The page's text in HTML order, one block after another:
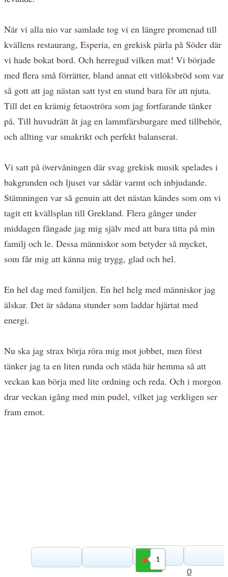
När vi alla nio var samlade tog vi en längre promenad till
kvällens restaurang, Esperia, en grekisk pärla på Söder där
vi hade bokat bord. Och herregud vilken mat! Vi började
med flera små förrätter, bland annat ett vitlöksbröd som var
så gott att jag nästan satt tyst en stund bara för att njuta.
Till det en krämig fetaoströra som jag fortfarande tänker
på. Till huvudrätt åt jag en lammfärsburgare med tillbehör,
och allting var smakrikt och perfekt balanserat.
Vi satt på övervåningen där svag grekisk musik spelades i
bakgrunden och ljuset var sådär varmt och inbjudande.
Stämningen var så genuin att det nästan kändes som om vi
tagit ett kvällsplan till Grekland. Flera gånger under
middagen fångade jag mig själv med att bara titta på min
familj och le. Dessa människor som betyder så mycket,
som får mig att känna mig trygg, glad och hel.
En hel dag med familjen. En hel helg med människor jag
älskar. Det är sådana stunder som laddar hjärtat med
energi.
Nu ska jag strax börja röra mig mot jobbet, men först
tänker jag ta en liten runda och städa här hemma så att
veckan kan börja med lite ordning och reda. Och i morgon
drar veckan igång med min pudel, vilket jag verkligen ser
fram emot.
1
Gilla
0